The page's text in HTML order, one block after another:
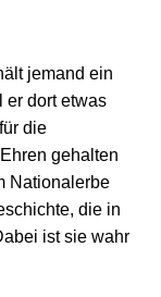
jemand ein
er dort etwas
die
gehalten
Nationalerbe
die in
ist sie wahr